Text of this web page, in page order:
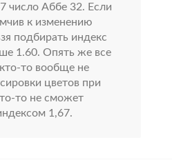
число Аббе 32. Если
к изменению
подбирать индекс
1.60. Опять же все
то вообще не
цветов при
то не сможет
1,67.